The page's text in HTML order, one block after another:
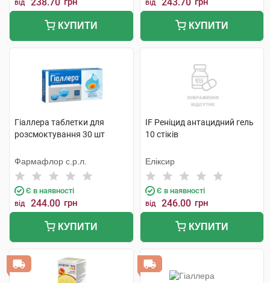
від
КУПИТИ
від
КУПИТИ
Гіаллера таблетки для
розсмоктування 30 шт
Фармафлор с.р.л.
Є в наявності
від 244.00 грн
КУПИТИ
IF Реніцид антацидний гель
10 стіків
Еліксир
Є в наявності
від 246.00 грн
КУПИТИ